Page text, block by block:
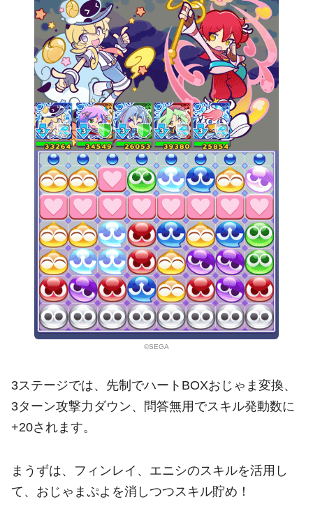
©SEGA
3ステージでは、先制でハートBOXおじゃま変換、
3ターン攻撃力ダウン、問答無用でスキル発動数に
+20されます。
まうずは、フィンレイ、エニシのスキルを活用し
て、おじゃまぷよを消しつつスキル貯め！